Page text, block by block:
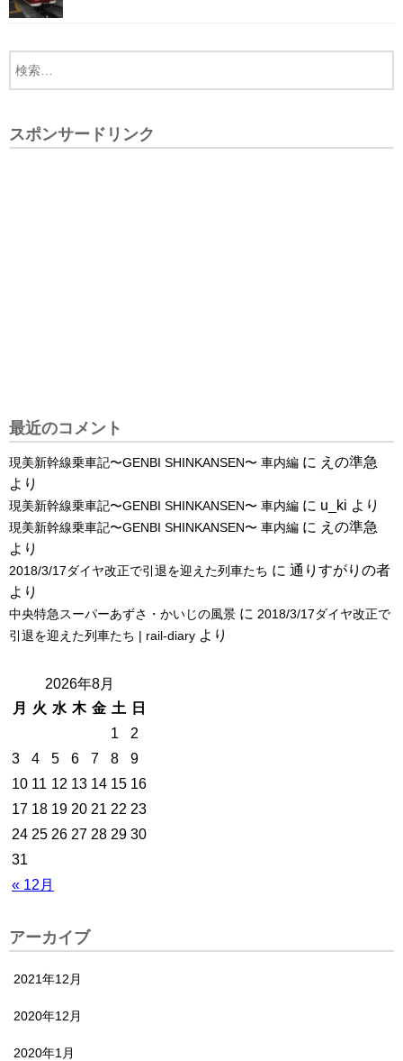
スポンサードリンク
最近のコメント
現美新幹線乗車記〜GENBI SHINKANSEN〜 車内編 に えの準急
より
現美新幹線乗車記〜GENBI SHINKANSEN〜 車内編 に u_ki より
現美新幹線乗車記〜GENBI SHINKANSEN〜 車内編 に えの準急
より
2018/3/17ダイヤ改正で引退を迎えた列車たち に 通りすがりの者
より
中央特急スーパーあずさ・かいじの風景 に 2018/3/17ダイヤ改正で
引退を迎えた列車たち | rail-diary より
2026年8月
月
火 水 木 金 土 日
« 12月
1
2
3
4 5 6 7 8
9
10 11 12 13 14 15 16
17 18 19 20 21 22 23
24 25 26 27 28 29 30
31
アーカイブ
2021年12月
2020年12月
2020年1月